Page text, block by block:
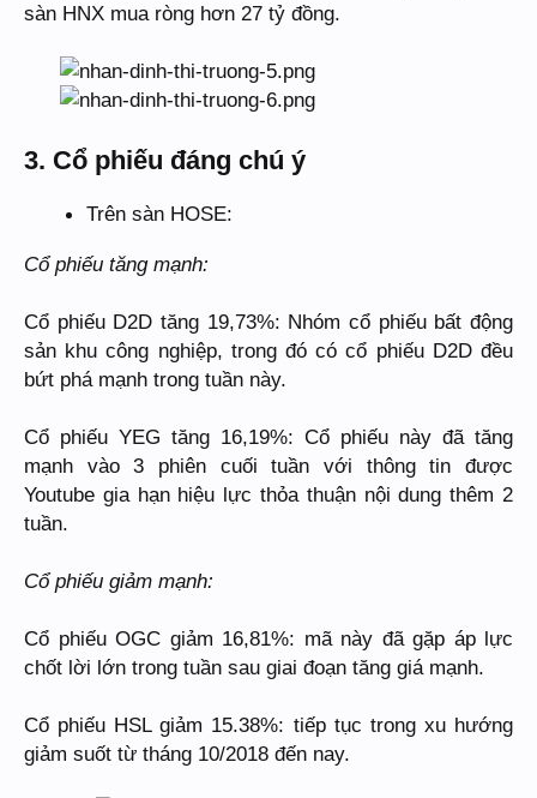
sàn HNX mua ròng hơn 27 tỷ đồng.
3. Cổ phiếu đáng chú ý
Trên sàn HOSE:
Cổ phiếu tăng mạnh:
Cổ phiếu D2D tăng 19,73%: Nhóm cổ phiếu bất động
sản khu công nghiệp, trong đó có cổ phiếu D2D đều
bứt phá mạnh trong tuần này.
Cổ phiếu YEG tăng 16,19%: Cổ phiếu này đã tăng
mạnh vào 3 phiên cuối tuần với thông tin được
Youtube gia hạn hiệu lực thỏa thuận nội dung thêm 2
tuần.
Cổ phiếu giảm mạnh:
Cổ phiếu OGC giảm 16,81%: mã này đã gặp áp lực
chốt lời lớn trong tuần sau giai đoạn tăng giá mạnh.
Cổ phiếu HSL giảm 15.38%: tiếp tục trong xu hướng
giảm suốt từ tháng 10/2018 đến nay.